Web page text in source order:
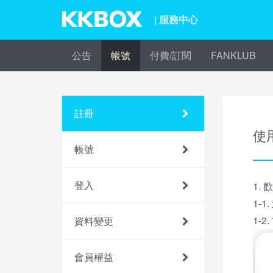
| 服務中心
公告 帳號 付費/訂閱 FANKLUB
註冊
帳號
登入
資料變更
會員權益
使
1.
1-
1-2.